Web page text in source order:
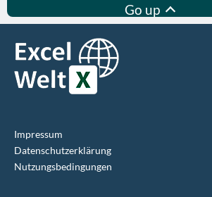
Go up
Impressum
Datenschutz­erklärung
Nutzungsbedingungen